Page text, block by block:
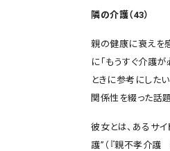
隣の介護（43）
親の健康に衰えを
に「もうすぐ介護
ときに参考にした
関係性を綴った話
彼女とは、あるサ
護”（『親不孝介護